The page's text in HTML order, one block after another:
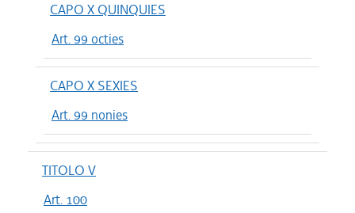
CAPO X QUINQUIES
Art. 99 octies
CAPO X SEXIES
Art. 99 nonies
TITOLO V
Art. 100